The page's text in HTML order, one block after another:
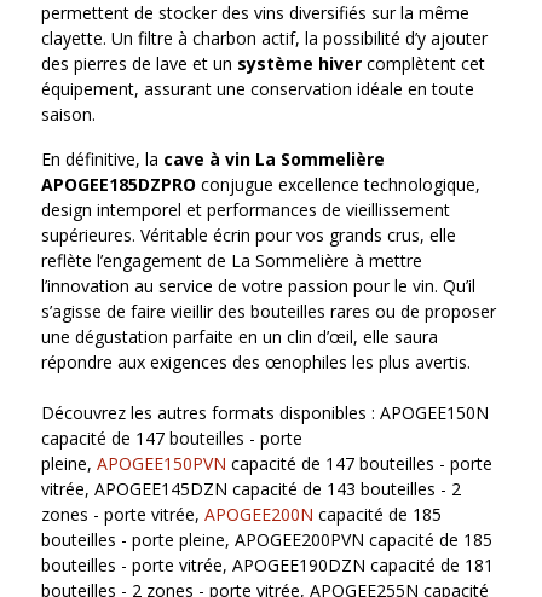
permettent de stocker des vins diversifiés sur la même
clayette. Un filtre à charbon actif, la possibilité d’y ajouter
des pierres de lave et un système hiver complètent cet
équipement, assurant une conservation idéale en toute
saison.
En définitive, la cave à vin La Sommelière
APOGEE185DZPRO conjugue excellence technologique,
design intemporel et performances de vieillissement
supérieures. Véritable écrin pour vos grands crus, elle
reflète l’engagement de La Sommelière à mettre
l’innovation au service de votre passion pour le vin. Qu’il
s’agisse de faire vieillir des bouteilles rares ou de proposer
une dégustation parfaite en un clin d’œil, elle saura
répondre aux exigences des œnophiles les plus avertis.
Découvrez les autres formats disponibles : APOGEE150N
capacité de 147 bouteilles - porte
pleine, APOGEE150PVN capacité de 147 bouteilles - porte
vitrée, APOGEE145DZN capacité de 143 bouteilles - 2
zones - porte vitrée, APOGEE200N capacité de 185
bouteilles - porte pleine, APOGEE200PVN capacité de 185
bouteilles - porte vitrée, APOGEE190DZN capacité de 181
bouteilles - 2 zones - porte vitrée, APOGEE255N capacité